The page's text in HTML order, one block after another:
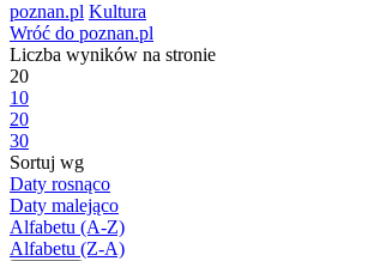
poznan.pl Kultura
Wróć do poznan.pl
Liczba wyników na stronie
20
10
20
30
Sortuj wg
Daty rosnąco
Daty malejąco
Alfabetu (A-Z)
Alfabetu (Z-A)